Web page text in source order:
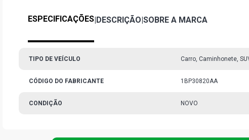
ESPECIFICAÇÕES|DESCRIÇÃO|SOBRE A MARCA
TIPO DE VEÍCULO Carro, Caminhonete,
CÓDIGO DO FABRICANTE 1BP30820AA
CONDIÇÃO NOVO